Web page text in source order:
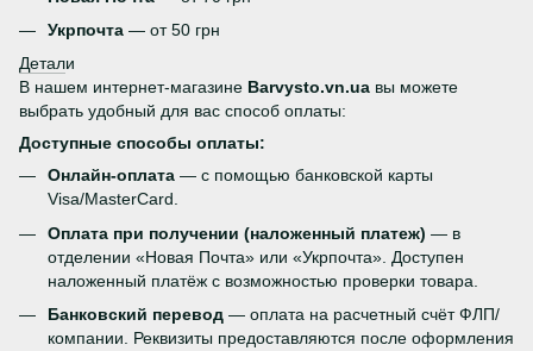
Укрпочта — от 50 грн
Детали
В нашем интернет-магазине Barvysto.vn.ua вы можете
выбрать удобный для вас способ оплаты:
Доступные способы оплаты:
Онлайн-оплата — с помощью банковской карты
Visa/MasterCard.
Оплата при получении (наложенный платеж) — в
отделении «Новая Почта» или «Укрпочта». Доступен
наложенный платёж с возможностью проверки товара.
Банковский перевод — оплата на расчетный счёт ФЛП/
компании. Реквизиты предоставляются после оформления